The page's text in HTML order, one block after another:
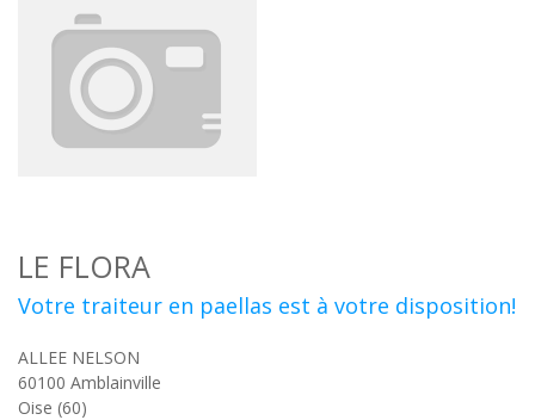
LE FLORA
Votre traiteur en paellas est à votre disposition!
ALLEE NELSON
60100 Amblainville
Oise (60)